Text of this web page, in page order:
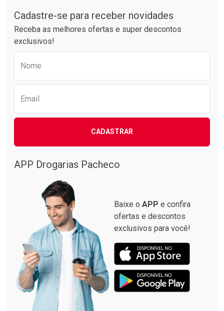
Por R$ 17,59/cada
Por R$ 20,24/cada
Cadastre-se para receber novidades
Receba as melhores ofertas e super descontos
exclusivos!
Nome
Email
CADASTRAR
APP Drogarias Pacheco
Baixe o APP e confira
ofertas e descontos
exclusivos para você!